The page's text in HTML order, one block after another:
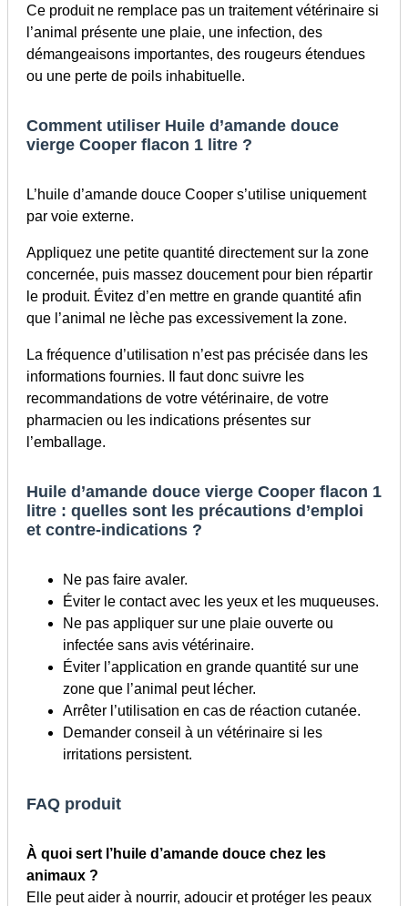
Ce produit ne remplace pas un traitement vétérinaire si
l’animal présente une plaie, une infection, des
démangeaisons importantes, des rougeurs étendues
ou une perte de poils inhabituelle.
Comment utiliser Huile d’amande douce
vierge Cooper flacon 1 litre ?
L’huile d’amande douce Cooper s’utilise uniquement
par voie externe.
Appliquez une petite quantité directement sur la zone
concernée, puis massez doucement pour bien répartir
le produit. Évitez d’en mettre en grande quantité afin
que l’animal ne lèche pas excessivement la zone.
La fréquence d’utilisation n’est pas précisée dans les
informations fournies. Il faut donc suivre les
recommandations de votre vétérinaire, de votre
pharmacien ou les indications présentes sur
l’emballage.
Huile d’amande douce vierge Cooper flacon 1
litre : quelles sont les précautions d’emploi
et contre-indications ?
Ne pas faire avaler.
Éviter le contact avec les yeux et les muqueuses.
Ne pas appliquer sur une plaie ouverte ou
infectée sans avis vétérinaire.
Éviter l’application en grande quantité sur une
zone que l’animal peut lécher.
Arrêter l’utilisation en cas de réaction cutanée.
Demander conseil à un vétérinaire si les
irritations persistent.
FAQ produit
À quoi sert l’huile d’amande douce chez les
animaux ?
Elle peut aider à nourrir, adoucir et protéger les peaux